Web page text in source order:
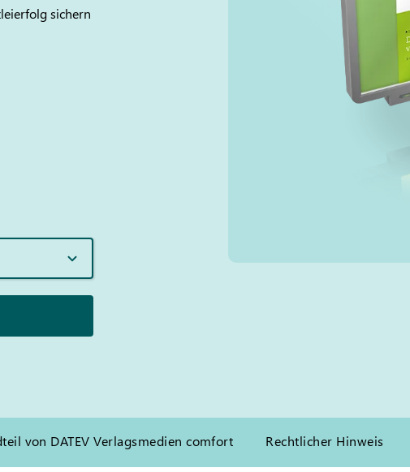
sichern
von DATEV Verlagsmedien comfort Rechtlicher Hinweis